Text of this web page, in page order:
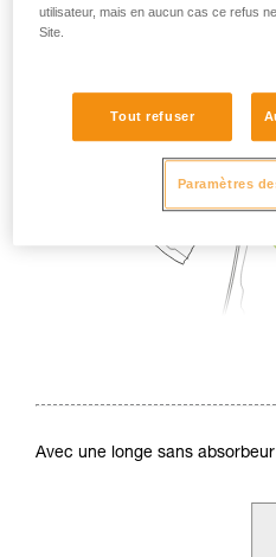
Avec une longe sans absorbeur
utilisateur, mais en aucun cas ce refus
Site.
Tout refuser
Paramètres